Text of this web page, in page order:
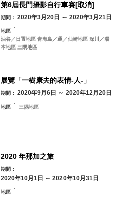
第6屆長門攝影自行車賽[取消]
期間： 2020年3月20日 ～ 2020年3月21日
地區
油谷／日置地區 青海島／通／仙崎地區 深川／湯
本地區 三隅地區
展覽「一樹康夫的表情-人-」
期間： 2020年9月6日 ～ 2020年12月20日
地區 三隅地區
2020 年那加之旅
期間：
2020年10月1日 ～ 2020年10月31日
地區